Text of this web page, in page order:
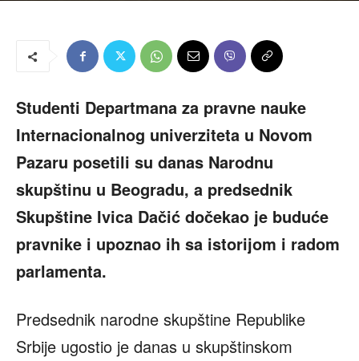
Studenti Departmana za pravne nauke
Internacionalnog univerziteta u Novom
Pazaru posetili su danas Narodnu
skupštinu u Beogradu, a predsednik
Skupštine Ivica Dačić dočekao je buduće
pravnike i upoznao ih sa istorijom i radom
parlamenta.
Predsednik narodne skupštine Republike
Srbije ugostio je danas u skupštinskom